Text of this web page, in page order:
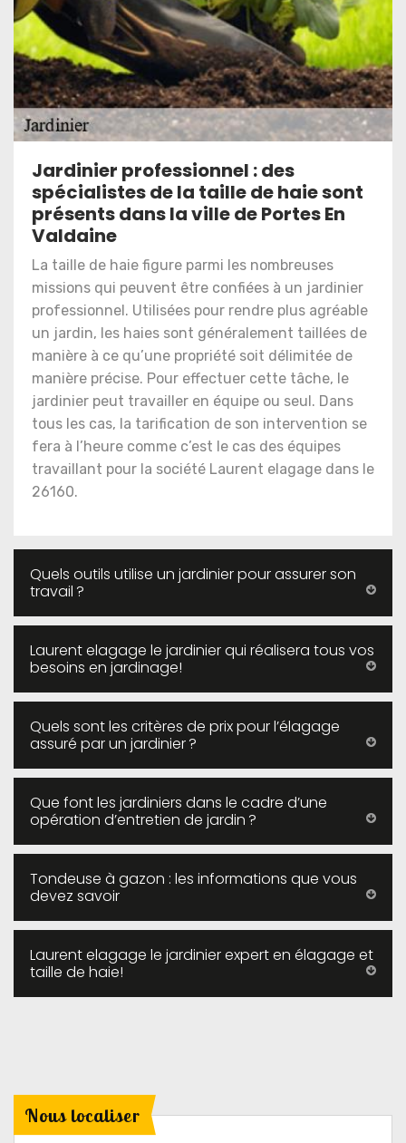
Jardinier professionnel : des
spécialistes de la taille de haie sont
présents dans la ville de Portes En
Valdaine
La taille de haie figure parmi les nombreuses
missions qui peuvent être confiées à un jardinier
professionnel. Utilisées pour rendre plus agréable
un jardin, les haies sont généralement taillées de
manière à ce qu’une propriété soit délimitée de
manière précise. Pour effectuer cette tâche, le
jardinier peut travailler en équipe ou seul. Dans
tous les cas, la tarification de son intervention se
fera à l’heure comme c’est le cas des équipes
travaillant pour la société Laurent elagage dans le
26160.
Quels outils utilise un jardinier pour assurer son
travail ?
Laurent elagage le jardinier qui réalisera tous vos
besoins en jardinage!
Quels sont les critères de prix pour l’élagage
assuré par un jardinier ?
Que font les jardiniers dans le cadre d’une
opération d’entretien de jardin ?
Tondeuse à gazon : les informations que vous
devez savoir
Laurent elagage le jardinier expert en élagage et
taille de haie!
Nous localiser